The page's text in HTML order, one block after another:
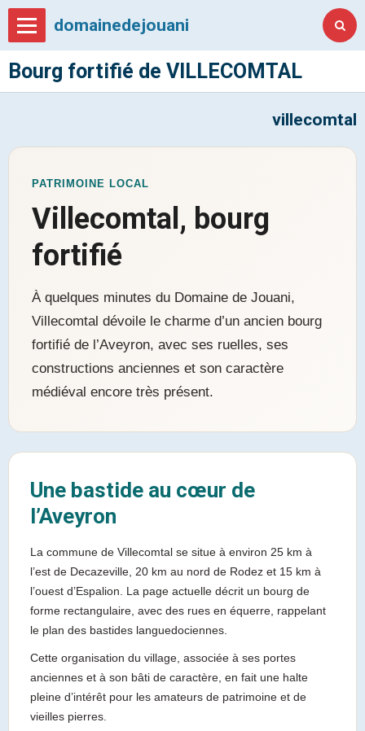
domainedejouani
Bourg fortifié de VILLECOMTAL
villecomtal
PATRIMOINE LOCAL
Villecomtal, bourg
fortifié
À quelques minutes du Domaine de Jouani,
Villecomtal dévoile le charme d’un ancien bourg
fortifié de l’Aveyron, avec ses ruelles, ses
constructions anciennes et son caractère
médiéval encore très présent.
Une bastide au cœur de
l’Aveyron
La commune de Villecomtal se situe à environ 25 km à
l’est de Decazeville, 20 km au nord de Rodez et 15 km à
l’ouest d’Espalion. La page actuelle décrit un bourg de
forme rectangulaire, avec des rues en équerre, rappelant
le plan des bastides languedociennes.
Cette organisation du village, associée à ses portes
anciennes et à son bâti de caractère, en fait une halte
pleine d’intérêt pour les amateurs de patrimoine et de
vieilles pierres.